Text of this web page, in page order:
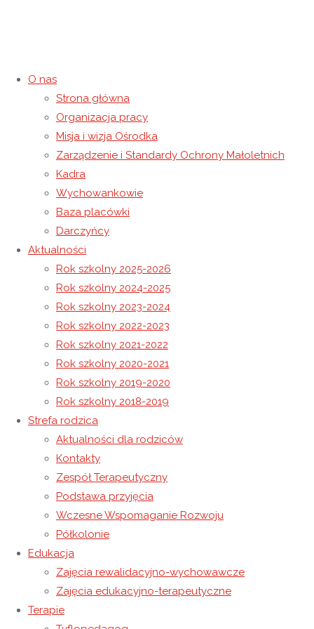
O nas
Strona główna
Organizacja pracy
Misja i wizja Ośrodka
Zarządzenie i Standardy Ochrony Małoletnich
Kadra
Wychowankowie
Baza placówki
Darczyńcy
Aktualności
Rok szkolny 2025-2026
Rok szkolny 2024-2025
Rok szkolny 2023-2024
Rok szkolny 2022-2023
Rok szkolny 2021-2022
Rok szkolny 2020-2021
Rok szkolny 2019-2020
Rok szkolny 2018-2019
Strefa rodzica
Aktualności dla rodziców
Kontakty
Zespół Terapeutyczny
Podstawa przyjęcia
Wczesne Wspomaganie Rozwoju
Półkolonie
Edukacja
Zajęcia rewalidacyjno-wychowawcze
Zajęcia edukacyjno-terapeutyczne
Terapie
Dzień Rodziny
7 czerwca 20247 czerwca 2024 Rok szkolny 2023-2024
Strona główna Rok szkolny 2023-2024
Ukrainian Brides: Discover Single Ukrainian Girls Designed for
Marriage
Search Profiles
7 czerwca 20247 czerwca 2024 Rok szkolny 2023-2024
„Rodzina – gdzie życie się zaczyna,
a miłość nigdy się nie kończy.”
Dzień Rodzinyw NORW Caritas w Wysokiej
W środę, 5 czerwca 2024 roku nasi